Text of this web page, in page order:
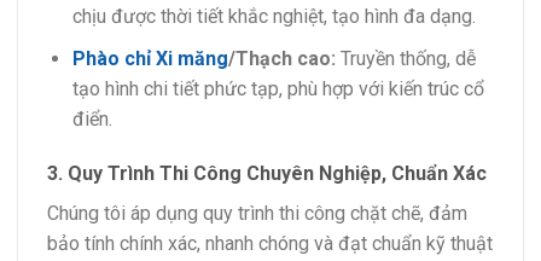
chịu được thời tiết khắc nghiệt, tạo hình đa dạng.
Phào chỉ Xi măng/Thạch cao: Truyền thống, dễ
tạo hình chi tiết phức tạp, phù hợp với kiến trúc cổ
điển.
3. Quy Trình Thi Công Chuyên Nghiệp, Chuẩn Xác
Chúng tôi áp dụng quy trình thi công chặt chẽ, đảm
bảo tính chính xác, nhanh chóng và đạt chuẩn kỹ thuật